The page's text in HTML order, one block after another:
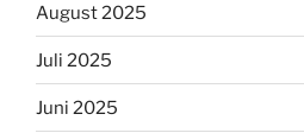
August 2025
Juli 2025
Juni 2025